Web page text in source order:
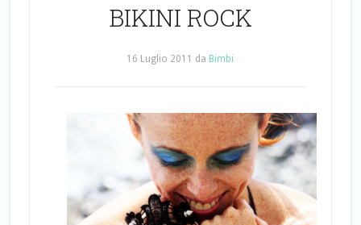
BIKINI ROCK
16 Luglio 2011 da Bimbi